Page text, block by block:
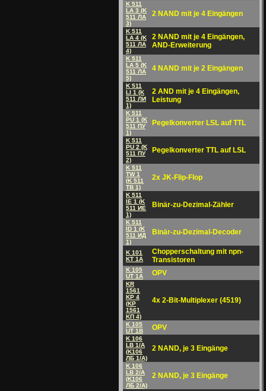
K 511
LA 3 (K
511 ЛА
3)
2 NAND mit je 4 Eingängen
K 511
LA 4 (K
511 ЛА
4)
2 NAND mit je 4 Eingängen,
AND-Erweiterung
K 511
LA 5 (K
511 ЛА
5)
4 NAND mit je 2 Eingängen
K 511
LI 1 (K
511 ЛИ
1)
2 AND mit je 4 Eingängen,
Leistung
K 511
PU 1 (K
511 ПУ
1)
Pegelkonverter LSL auf TTL
K 511
PU 2 (K
511 ПУ
2)
Pegelkonverter TTL auf LSL
K 511
TW 1
(K 511
TB 1)
2x JK-Flip-Flop
K 511
IE 1 (K
511 ИE
1)
Binär-zu-Dezimal-Zähler
K 511
ID 1 (K
511 ИД
1)
Binär-zu-Dezimal-Decoder
K 101
KT 1A
Chopperschaltung mit npn-
Transistoren
K 105
UT 1A
OPV
KR
1561
KP 4
(KP
1561
KП 4)
4x 2-Bit-Multiplexer (4519)
K 105
UT 1B
OPV
K 106
LB 1/A
(K106
ЛБ 1/A)
2 NAND, je 3 Eingänge
K 106
LB 2/A
(K106
ЛБ 2/A)
2 NAND, je 3 Eingänge